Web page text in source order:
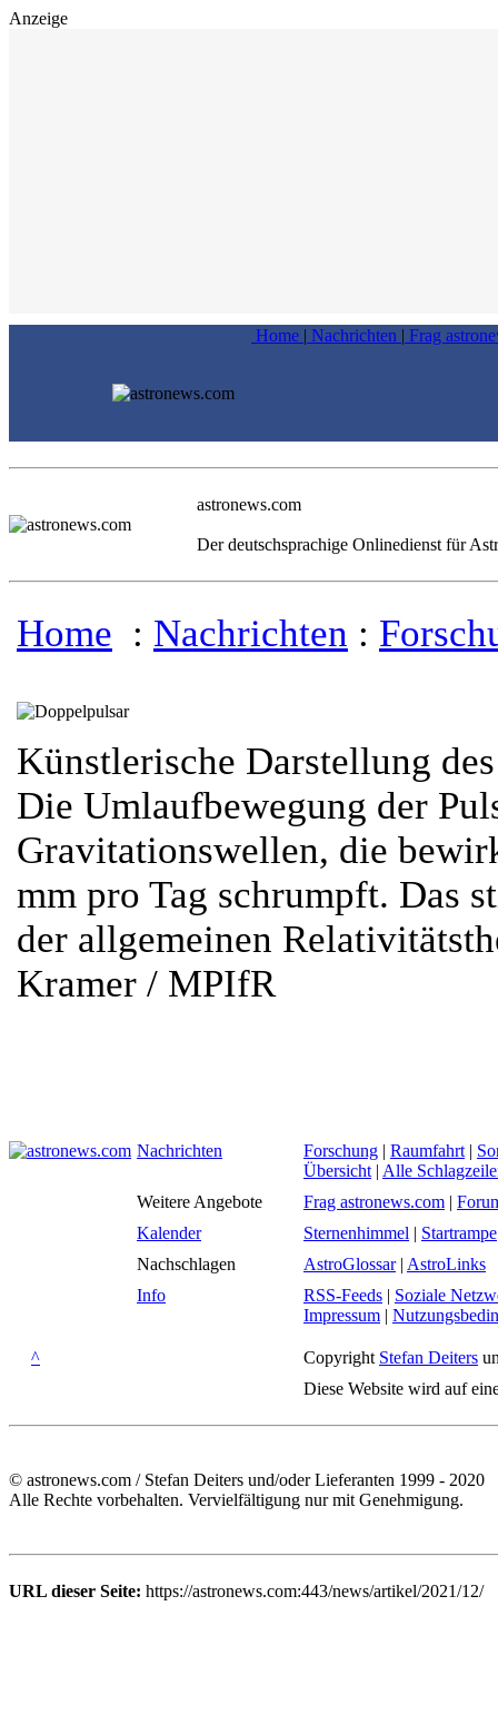
Anzeige
Home | Nachrichten | Frag
astronews.com
Der deutschsprachige Onlinedienst für
Home : Nachrichten :
Künstlerische Darstellung
Die Umlaufbewegung der
Gravitationswellen, die
mm pro Tag schrumpft. Das
der allgemeinen
Kramer / MPIfR
Nachrichten Forschung | Raumfahrt |
Übersicht | Alle
Weitere Angebote
Frag astronews.com |
Kalender
Sternenhimmel | Startrampe
Nachschlagen
AstroGlossar| AstroLinks
Info
RSS-Feeds | Soziale
Impressum |
^ Copyright Stefan Deiters
Diese Website wird auf
© astronews.com / Stefan Deiters und/oder Lieferanten 1999 - 2020
Alle Rechte vorbehalten. Vervielfältigung nur mit Genehmigung.
URL dieser Seite: https://astronews.com:443/news/artikel/2021/12/